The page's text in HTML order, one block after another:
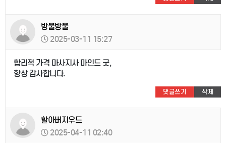
방울방울
2025-03-11 15:27
합리적 가격 마사지사 마인드 굿,
항상 감사합니다.
댓글쓰기 삭제
할아버지우드
2025-04-11 02:40